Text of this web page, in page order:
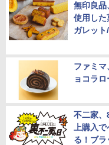
無印良品
使用した
ガレッ
ファミ
ョコラ
不二家、
上購入
る！ブ